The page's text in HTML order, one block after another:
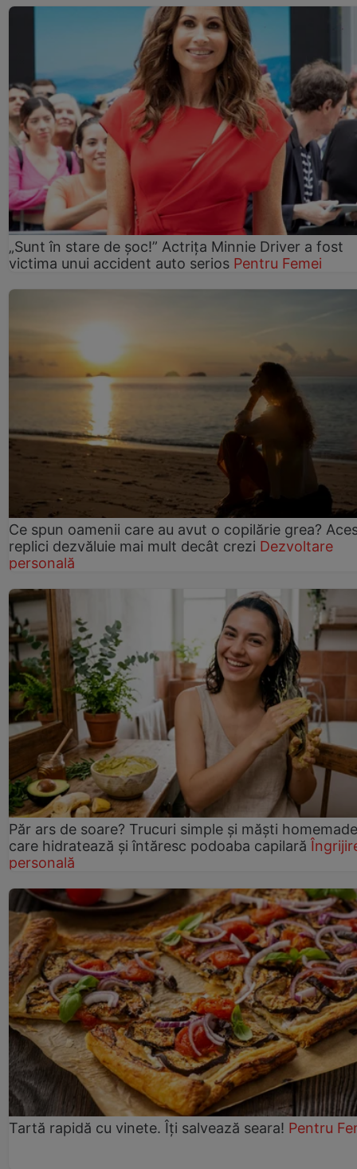
„Sunt în stare de șoc!” Actrița Minnie Driver a fost
victima unui accident auto serios Pentru Femei
Ce spun oamenii care au avut o copilărie grea?
replici dezvăluie mai mult decât crezi Dezvoltare
personală
Păr ars de soare? Trucuri simple și măști homemade
care hidratează și întăresc podoaba capilară
personală
Tartă rapidă cu vinete. Îți salvează seara! Pentru